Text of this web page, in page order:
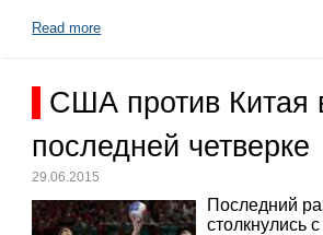
Read more
США против Китая
последней четверке
29.06.2015
Последний
столкнулись